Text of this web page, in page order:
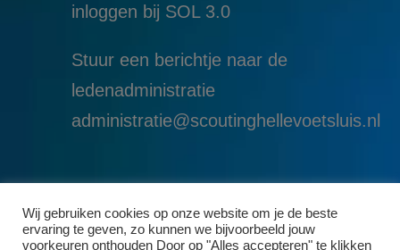
inloggen bij SOL 3.0
Stuur een berichtje naar de
ledenadministratie
administratie@scoutinghellevoetsluis.nl
Wij gebruiken cookies op onze website om je de beste
ervaring te geven, zo kunnen we bijvoorbeeld jouw
voorkeuren onthouden Door op "Alles accepteren" te klikken